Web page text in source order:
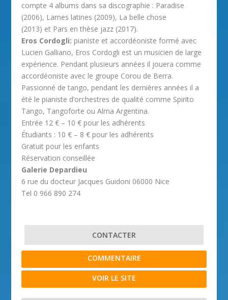
compte 4 albums dans sa discographie : Paradise
(2006), Lames latines (2009), La belle chose
(2013) et Pars en thèse jazz (2017).
Eros Cordogli: pianiste et accordéoniste formé avec
Lucien Galliano, Eros Cordogli est un musicien de large
expérience. Pendant plusieurs années il jouera comme
accordéoniste avec le groupe Corou de Berra.
Passionné de tango, pendant les dernières années il a
été le pianiste d’orchestres de qualité comme Spirito
Tango, Tangoforte ou Alma Argentina.
Entrée 12 € – 10 € pour les adhérents
Étudiants : 10 € – 8 € pour les adhérents
Gratuit pour les enfants
Réservation conseillée
Galerie Depardieu
6 rue du docteur Jacques Guidoni 06000 Nice
Tel 0 966 890 274
CONTACTER
COMMENTAIRE
VOIR LE SITE